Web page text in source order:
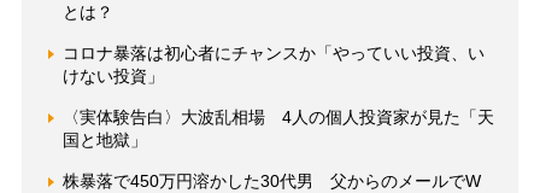
とは？
コロナ暴落は初心者にチャンスか「やっていい投資、い
けない投資」
〈実体験告白〉大波乱相場 4人の個人投資家が見た「天
国と地獄」
株暴落で450万円溶かした30代男 父からのメールでW